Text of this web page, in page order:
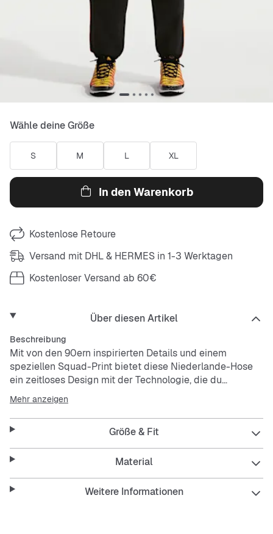
Wähle deine Größe
S M L XL
In den Warenkorb
Kostenlose Retoure
Versand mit DHL & HERMES in 1-3 Werktagen
Kostenloser Versand ab 60€
Über diesen Artikel
Beschreibung
Mit von den 90ern inspirierten Details und einem
speziellen Squad-Print bietet diese Niederlande-Hose
ein zeitloses Design mit der Technologie, die du
benötigst, um im modernen Spiel standzuhalten.
Nike Dri-FIT-Technologie leitet Schweiß von der Haut ab,
wodurch er schneller verdunstet und du angenehm
trocken bleibst.
Die wasserabweisende Beschichtung hält dich auch bei
Mehr anzeigen
Größe & Fit
Material
Weitere Informationen